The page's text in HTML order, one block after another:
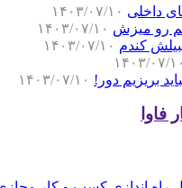
۱۴۰۳/۰۷/۱۰
رو میزش ۱۴۰۳/۰۷/۱۰
کندم ۱۴۰۳/۰۷/۱۰
۱۴۰۳/۰۷/۱۰
بریزیم دور! ۱۴۰۳/۰۷/۱۰